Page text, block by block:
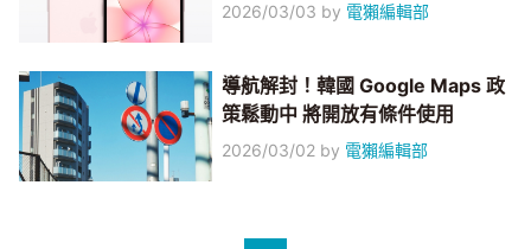
2026/03/03 by 電獺編輯部
導航解封！韓國 Google Maps 政
策鬆動中 將開放有條件使用
2026/03/02 by 電獺編輯部